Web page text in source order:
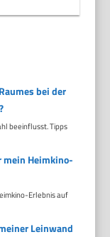
bei der
beeinflusst. Tipps
mein Heimkino-
Erlebnis auf
Leinwand